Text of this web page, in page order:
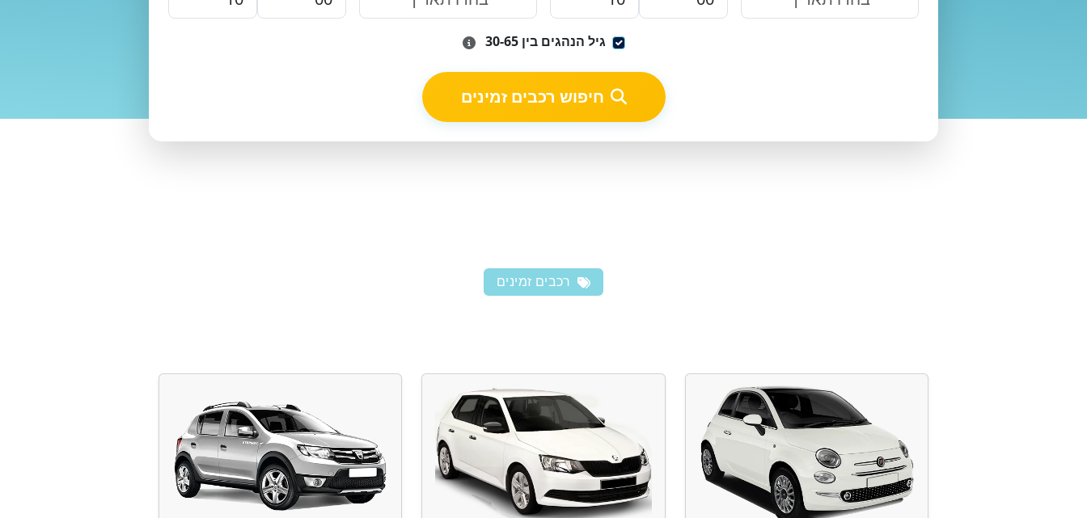
גיל הנהגים בין 30-65
חיפוש רכבים זמינים
רכבים זמינים